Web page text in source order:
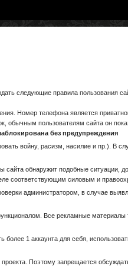
следующие правила пользования
Номер телефона является
обычным пользователям сайта он
без предупреждения
войну, расизм, насилие и пр.). В
обнаружит подобные ситуации,
соответствующим силовым и
администратором, в случае
Все рекламные материалы
1 аккаунта для себя,
Поэтому запрещается